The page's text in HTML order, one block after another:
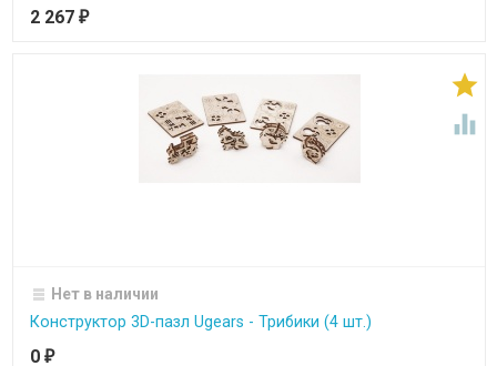
2 267 ₽


Нет в наличии
Конструктор 3D-пазл Ugears - Трибики (4 шт.)
0 ₽